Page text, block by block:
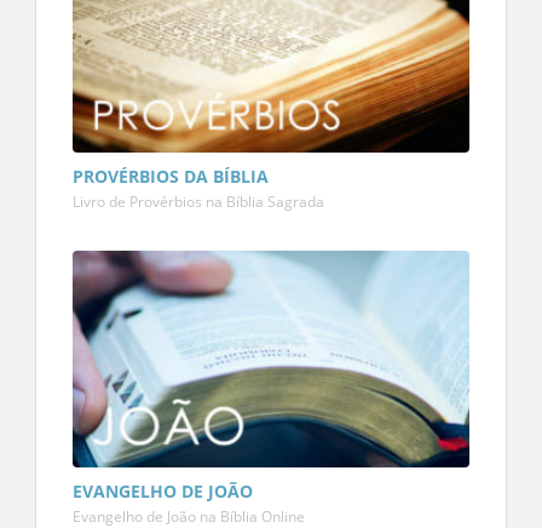
PROVÉRBIOS DA BÍBLIA
Livro de Provérbios na Bíblia Sagrada
EVANGELHO DE JOÃO
Evangelho de João na Bíblia Online